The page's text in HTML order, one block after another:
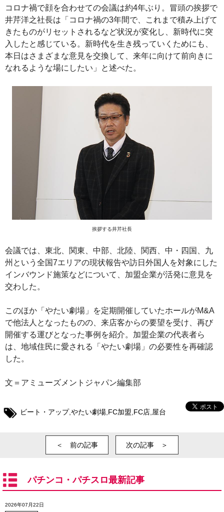
コロナ禍で顔を合わせての会議は約4年ぶり。冒頭の挨拶で
井芹洋之社長は「コロナ禍の3年間で、これまで積み上げて
きたものがリセットされるなど状況が変化し、新時代に突
入したと感じている。新時代を生き残っていくためにも、
本日はさまざまな意見を交換して、来年に向けて前向きに
なれるような場にしたい」と述べた。
挨拶する井芹社長
会議では、東北、関東、中部、北陸、関西、中・四国、九
州という全国7エリアの現状報告や訪日外国人を対象にした
インバウンド施策などについて、加盟企業が活発に意見を
交わした。
このほか「やたい劇場」を定期開催していたホールがM&A
で他法人となったものの、来店客からの要望を受け、再び
開催する運びとなった事例を紹介。加盟企業の代表者ら
は、地域住民に愛される「やたい劇場」の必要性を再確認
した。
文＝アミューズメントジャパン編集部
ビート・アップ,やたい劇場 FC加盟 FC店 屋台
＜ 前の記事 次の記事 ＞
パチンコ・パチスロ最新記事
2026年07月22日